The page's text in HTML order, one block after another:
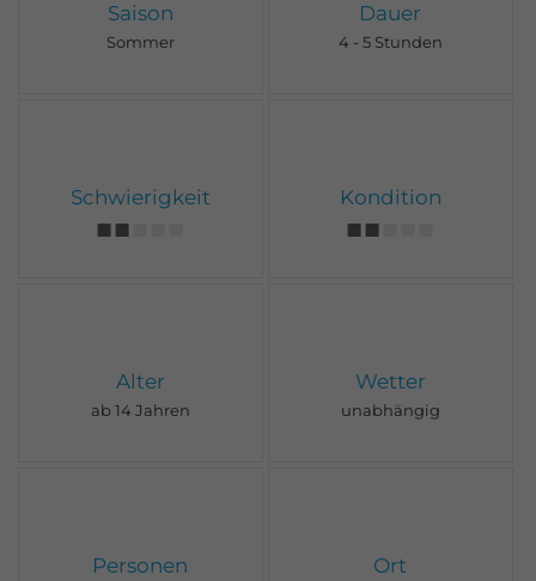
Saison
Sommer
Dauer
4 - 5 Stunden
Schwierigkeit Kondition
Alter
ab 14 Jahren
Wetter
unabhängig
Personen Ort